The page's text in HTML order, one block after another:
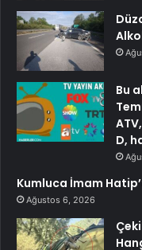
Bu
D,
Kumluca İmam
Ağustos 6, 2026